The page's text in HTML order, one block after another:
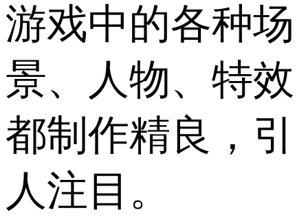
游戏中的各种场
景、人物、特效
都制作精良，引
人注目。